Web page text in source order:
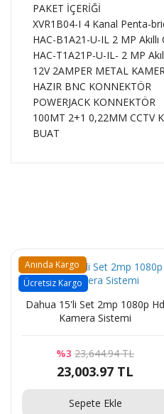
PAKET İÇERİĞİ
XVR1B04-I 4 Kanal Penta-
HAC-B1A21-U-IL 2 MP
HAC-T1A21P-U-IL- 2 MP
12V 2AMPER METAL
HAZIR BNC KONNEKTÖR
POWERJACK KONNEKTÖR
100MT 2+1 0,22MM CCTV
​BUAT
Dahua 15'li Set 2mp 1080p Hd
Kamera Sistemi
%3 23,644.94 TL
23,003.97 TL
Anında Kargo
Ücretsiz Kargo
Sepete Ekle